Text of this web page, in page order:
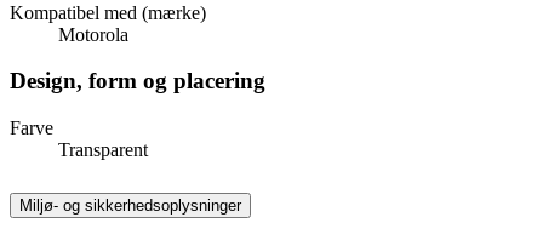
Kompatibel med (mærke)
Motorola
Design, form og placering
Farve
Transparent
Miljø- og sikkerhedsoplysninger